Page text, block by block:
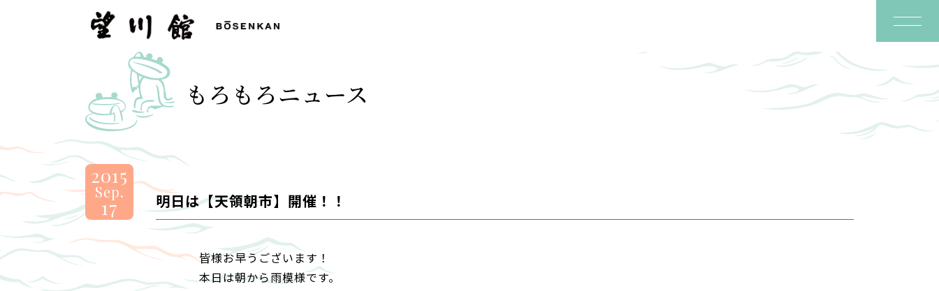
望
川
BOSENKAN
もろもろニュース
2015
Sep.
17 明日は【天領朝市】開催！！
皆様お早うございます！
本日は朝から雨模様です。